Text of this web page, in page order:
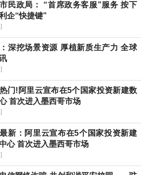
民政局： “首席政务客服”服务 按下
企“快捷键”
深挖场景资源 厚植新质生产力 全球
门!阿里云宣布在5个国家投资新建数
首次进入墨西哥市场
新：阿里云宣布在5个国家投资新建
心 首次进入墨西哥市场